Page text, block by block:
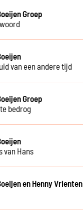
Groep
van een andere tijd
Groep
bedrog
van Hans
en Henny Vrienten